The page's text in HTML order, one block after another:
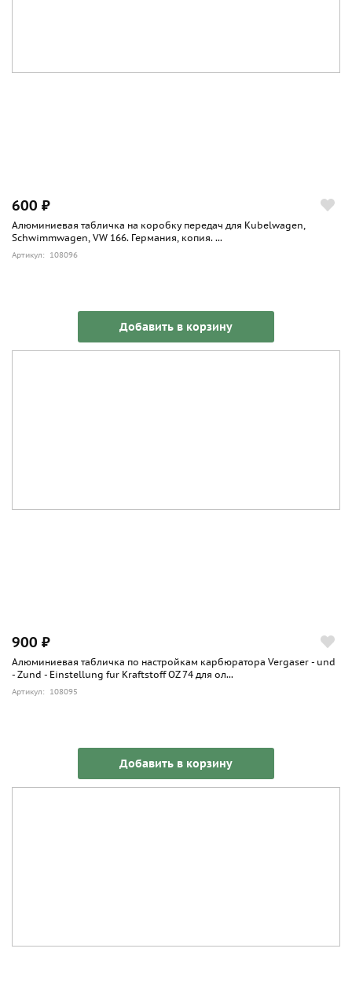
600 ₽
Алюминиевая табличка на коробку передач для Kubelwagen,
Schwimmwagen, VW 166. Германия, копия. ...
Артикул: 108096
Добавить в корзину
900 ₽
Алюминиевая табличка по настройкам карбюратора Vergaser - und
- Zund - Einstellung fur Kraftstoff OZ 74 для ол...
Артикул: 108095
Добавить в корзину